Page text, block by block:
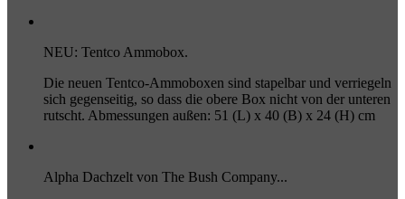
NEU: Tentco Ammobox.
Die neuen Tentco-Ammoboxen sind stapelbar und verriegeln
sich gegenseitig, so dass die obere Box nicht von der unteren
rutscht. Abmessungen außen: 51 (L) x 40 (B) x 24 (H) cm
Alpha Dachzelt von The Bush Company...